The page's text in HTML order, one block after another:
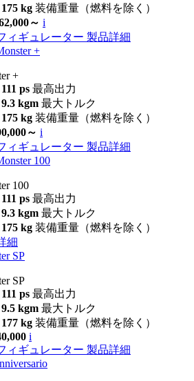
175 kg 装備重量（燃料を除く）
～ i
ィギュレーター 製品詳細
+
+
111 ps 最高出力
9.3 kgm 最大トルク
175 kg 装備重量（燃料を除く）
～ i
ィギュレーター 製品詳細
100
100
111 ps 最高出力
9.3 kgm 最大トルク
175 kg 装備重量（燃料を除く）
細
SP
SP
111 ps 最高出力
9.5 kgm 最大トルク
177 kg 装備重量（燃料を除く）
i
ィギュレーター 製品詳細